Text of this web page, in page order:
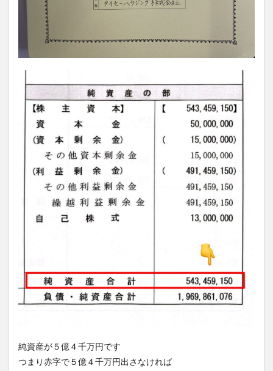
純資産が５億４千万円です
つまり赤字で５億４千万円出さなければ